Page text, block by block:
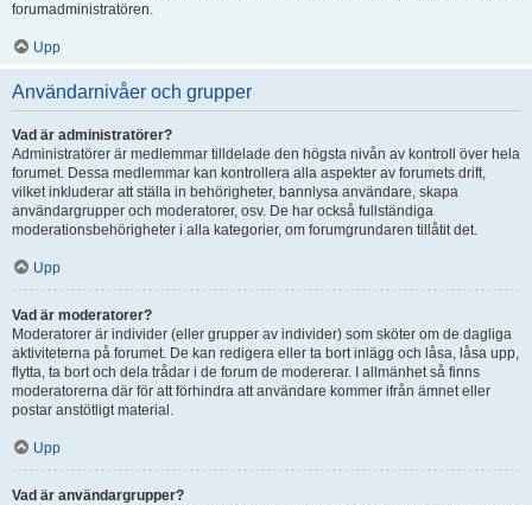
forumadministratören.
Upp
Användarnivåer och grupper
Vad är administratörer?
Administratörer är medlemmar tilldelade den högsta nivån av kontroll över hela
forumet. Dessa medlemmar kan kontrollera alla aspekter av forumets drift,
vilket inkluderar att ställa in behörigheter, bannlysa användare, skapa
användargrupper och moderatorer, osv. De har också fullständiga
moderationsbehörigheter i alla kategorier, om forumgrundaren tillåtit det.
Upp
Vad är moderatorer?
Moderatorer är individer (eller grupper av individer) som sköter om de dagliga
aktiviteterna på forumet. De kan redigera eller ta bort inlägg och låsa, låsa upp,
flytta, ta bort och dela trådar i de forum de modererar. I allmänhet så finns
moderatorerna där för att förhindra att användare kommer ifrån ämnet eller
postar anstötligt material.
Upp
Vad är användargrupper?